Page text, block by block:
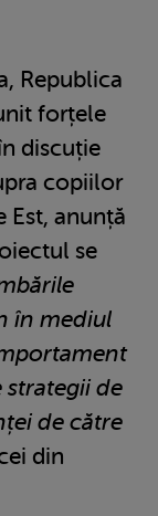
Republica
forțele
discuție
copiilor
Est, anunță
se
în mediul
strategii de
de către
din